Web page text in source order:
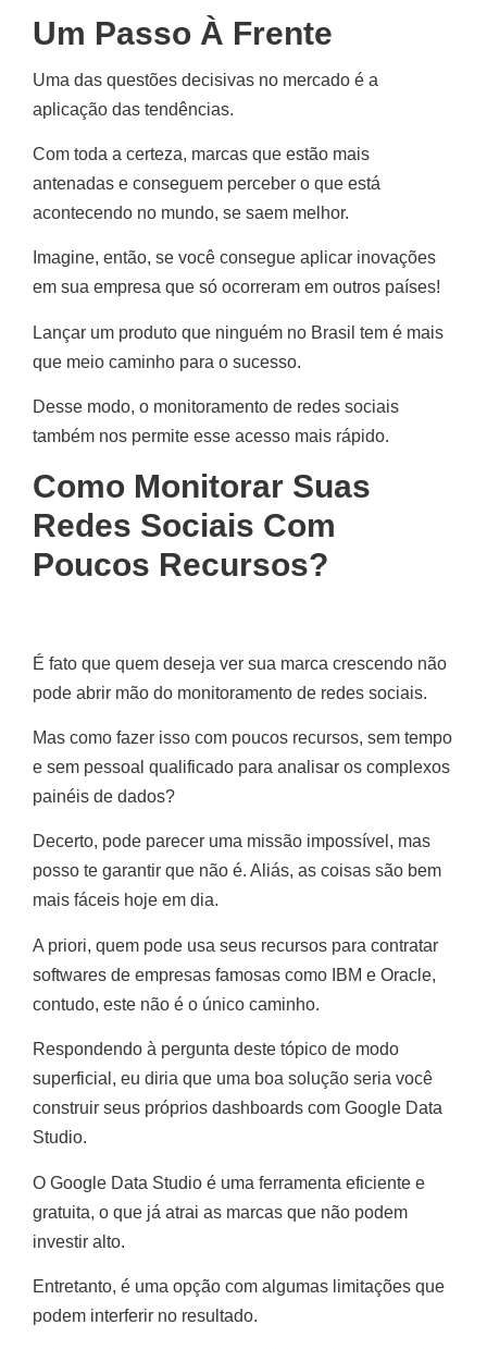
Um Passo À Frente
Uma das questões decisivas no mercado é a
aplicação das tendências.
Com toda a certeza, marcas que estão mais
antenadas e conseguem perceber o que está
acontecendo no mundo, se saem melhor.
Imagine, então, se você consegue aplicar inovações
em sua empresa que só ocorreram em outros países!
Lançar um produto que ninguém no Brasil tem é mais
que meio caminho para o sucesso.
Desse modo, o monitoramento de redes sociais
também nos permite esse acesso mais rápido.
Como Monitorar Suas
Redes Sociais Com
Poucos Recursos?
É fato que quem deseja ver sua marca crescendo não
pode abrir mão do monitoramento de redes sociais.
Mas como fazer isso com poucos recursos, sem tempo
e sem pessoal qualificado para analisar os complexos
painéis de dados?
Decerto, pode parecer uma missão impossível, mas
posso te garantir que não é. Aliás, as coisas são bem
mais fáceis hoje em dia.
A priori, quem pode usa seus recursos para contratar
softwares de empresas famosas como IBM e Oracle,
contudo, este não é o único caminho.
Respondendo à pergunta deste tópico de modo
superficial, eu diria que uma boa solução seria você
construir seus próprios dashboards com Google Data
Studio.
O Google Data Studio é uma ferramenta eficiente e
gratuita, o que já atrai as marcas que não podem
investir alto.
Entretanto, é uma opção com algumas limitações que
podem interferir no resultado.